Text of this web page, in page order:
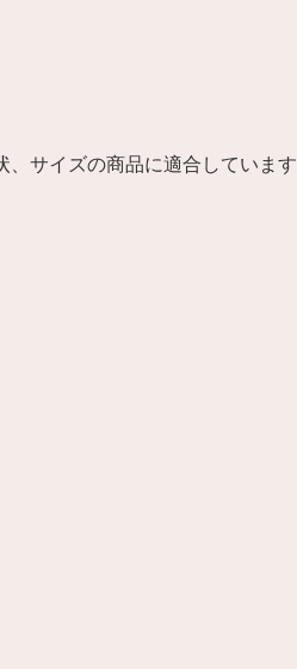
サイズの商品に適合しています